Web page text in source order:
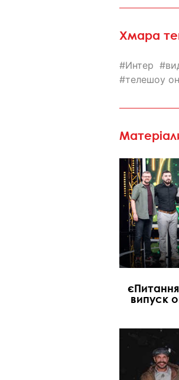
Хмара
Интер
телешоу
випуск